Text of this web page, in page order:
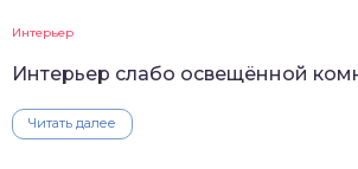
Интерьер
Интерьер слабо освещённой
Читать далее